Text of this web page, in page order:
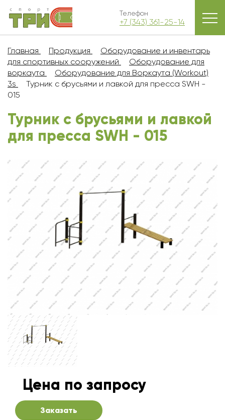
Телефон
+7 (343) 361-25-14
Главная Продукция
Оборудование и инвентарь
для спортивных сооружений
Оборудование для
воркаута
Оборудование для Воркаута (Workout)
3s
Турник с брусьями и лавкой для пресса SWH -
015
Турник с брусьями и лавкой
для пресса SWH - 015
Цена по запросу
Заказать